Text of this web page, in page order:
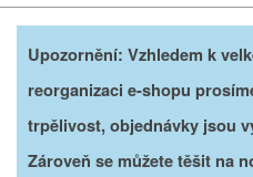
Upozornění: Vzhledem k
reorganizaci e-shopu
trpělivost, objednávky jsou
Zároveň se můžete těšit na